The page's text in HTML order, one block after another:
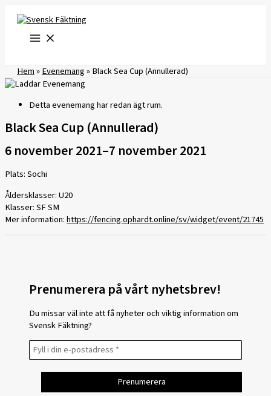
innehåll
Hem»Evenemang»Black Sea Cup (Annullerad)
Detta evenemang har redan ägt rum.
Black Sea Cup (Annullerad)
6 november 2021–7 november 2021
Plats: Sochi
Åldersklasser: U20
Klasser: SF SM
Mer information:https://fencing.ophardt.online/sv/widget/event/21745
Prenumerera på vårt nyhetsbrev!
Du missar väl inte att få nyheter och viktig information om
Svensk Fäktning?